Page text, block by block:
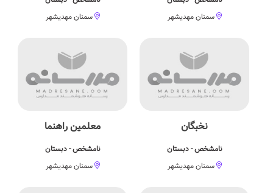
سمنان مهدیشهر
سمنان مهدیشهر
نخبگان
نامشخص - دبستان
سمنان مهدیشهر
معلمین راهنما
نامشخص - دبستان
سمنان مهدیشهر